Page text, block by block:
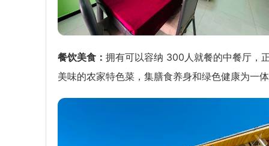
餐饮美食： 拥有可以容纳 300人就餐的中餐厅，
美味的农家特色菜，集膳食养身和绿色健康为一